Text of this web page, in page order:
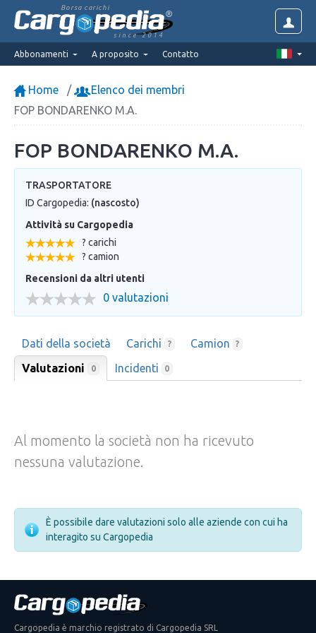
Borsa carichi
since 2014
Abbonamenti A proposito Contatto
Home
Elenco dei membri
FOP BONDARENKO M.A.
FOP BONDARENKO M.A.
TRASPORTATORE
ID Cargopedia: (nascosto)
Attività su Cargopedia
? carichi
? camion
Recensioni da altri utenti
0 valutazioni
Dati della società Carichi ? Camion ?
Valutazioni 0 Incidenti 0
Al momento la società non ha ricevuto
nessuna valutazione.
È possibile dare valutazioni solo alle aziende con cui ha
interagito su Cargopedia
Cargopedia è marchio registrato di Cargopedia SRL